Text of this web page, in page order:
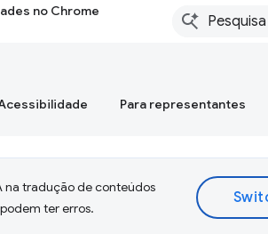
no Chrome
Para representantes
na tradução de conteúdos
ter erros.